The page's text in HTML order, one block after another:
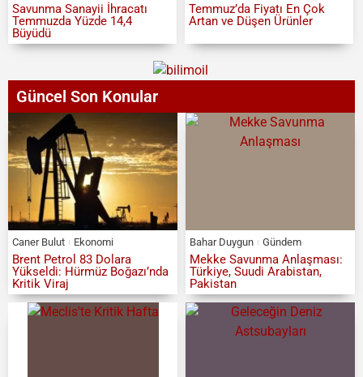
Savunma Sanayii İhracatı
Temmuzda Yüzde 14,4
Büyüdü
Temmuz’da Fiyatı En Çok
Artan ve Düşen Ürünler
Güncel Son Konular
Caner Bulut Ekonomi
Brent Petrol 83 Dolara
Yükseldi: Hürmüz Boğazı’nda
Kritik Viraj
Bahar Duygun Gündem
Mekke Savunma Anlaşması:
Türkiye, Suudi Arabistan,
Pakistan